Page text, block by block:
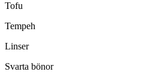
Tofu
Tempeh
Linser
Svarta bönor